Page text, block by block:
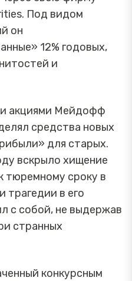
Под видом
он
12% годовых,
и
акциями Мейдофф
средства новых
для старых.
вскрыло хищение
тюремному сроку в
в его
с собой, не выдержав
странных
конкурсным